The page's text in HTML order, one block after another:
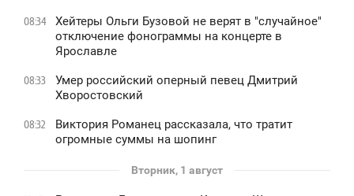
08:34
Хейтеры Ольги Бузовой не верят в "случайное"
отключение фонограммы на концерте в
Ярославле
08:33
Умер российский оперный певец Дмитрий
Хворостовский
08:32
Виктория Романец рассказала, что тратит
огромные суммы на шопинг
Вторник, 1 август